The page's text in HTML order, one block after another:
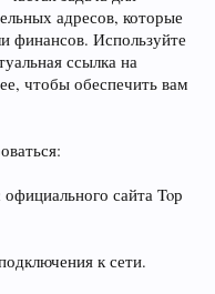
адресов, которые
финансов. Используйте
ссылка на
чтобы обеспечить вам
сайта Toр
к сети.